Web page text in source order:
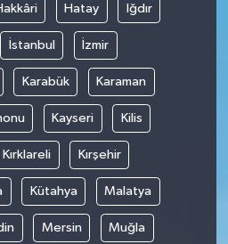
Hatay Iğdır
İstanbul İzmir
Karabük Karaman
Kayseri Kilis
Kırklareli Kırşehir
Kütahya Malatya
Mersin Muğla